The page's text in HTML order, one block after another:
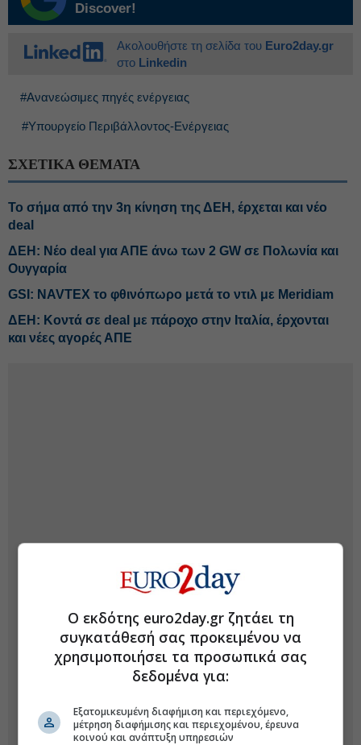
Discover!
Ακολουθήστε τη σελίδα του Euro2day.gr
στο Linkedin
#Ανανεώσιμες πηγές ενέργειας
#Υπουργείο Περιβάλλοντος-Ενέργειας
ΣΧΕΤΙΚΑ ΘΕΜΑΤΑ
Το σήμα από την 3η κίνηση της ΔΕΗ, έρχεται και νέο
deal
ΔΕΗ: Νέο deal για ΑΠΕ άνω των 2 GW σε Πολωνία και
Ουγγαρία
GSI: NAVTEX το φθινόπωρο μετά το ντιλ με Meridiam
ΔΕΗ: Κοντά σε deal με πάροχο στην Ιταλία, έρχονται
και νέες αγορές ΑΠΕ
Ο εκδότης euro2day.gr ζητάει τη
συγκατάθεσή σας προκειμένου να
χρησιμοποιήσει τα προσωπικά σας
δεδομένα για:
Εξατομικευμένη διαφήμιση και περιεχόμενο,
μέτρηση διαφήμισης και περιεχομένου, έρευνα
κοινού και ανάπτυξη υπηρεσιών